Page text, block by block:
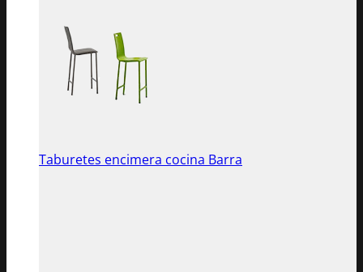
Taburetes encimera cocina Barra